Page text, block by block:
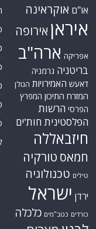
או"ם אוקראינה
איראן אירופה
אפריקה ארה"ב
בריטניה גרמניה
דאעש האמירויות הגולן
המזרח התיכון המפרץ
הפרסי הרשות
הפלסטינית חות'ים
חיזבאללה
חמאס טורקיה
טילים טכנולוגיה
ירדן ישראל
כורדים כטב"מים כלכלה